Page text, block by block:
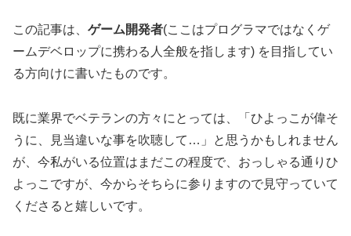
この記事は、 ゲーム開発者(ここはプログラマではなくゲ
ームデベロップに携わる人全般を指します) を目指してい
る方向けに書いたものです。
既に業界でベテランの方々にとっては、「ひよっこが偉そ
うに、見当違いな事を吹聴して…」と思うかもしれません
が、今私がいる位置はまだこの程度で、おっしゃる通りひ
よっこですが、今からそちらに参りますので見守っていて
くださると嬉しいです。